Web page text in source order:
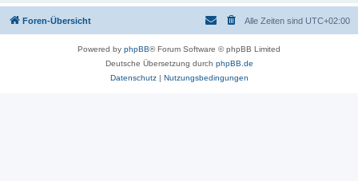
Foren-Übersicht Alle Zeiten sind UTC+02:00
Powered by phpBB® Forum Software © phpBB Limited
Deutsche Übersetzung durch phpBB.de
Datenschutz| Nutzungsbedingungen